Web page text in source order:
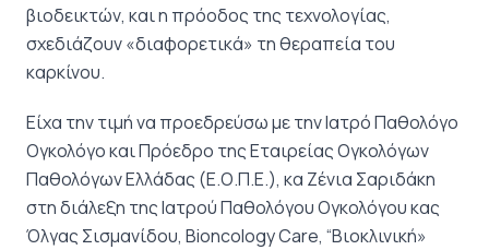
βιοδεικτών, και η πρόοδος της τεχνολογίας,
σχεδιάζουν «διαφορετικά» τη θεραπεία του
καρκίνου.
Είχα την τιμή να προεδρεύσω με την Ιατρό Παθολόγο
Ογκολόγο και Πρόεδρο της Εταιρείας Ογκολόγων
Παθολόγων Ελλάδας (Ε.Ο.Π.Ε.), κα Zένια Σαριδάκη
στη διάλεξη της Ιατρού Παθολόγου Ογκολόγου κας
Όλγας Σισμανίδου, Bioncology Care, “Βιοκλινική»